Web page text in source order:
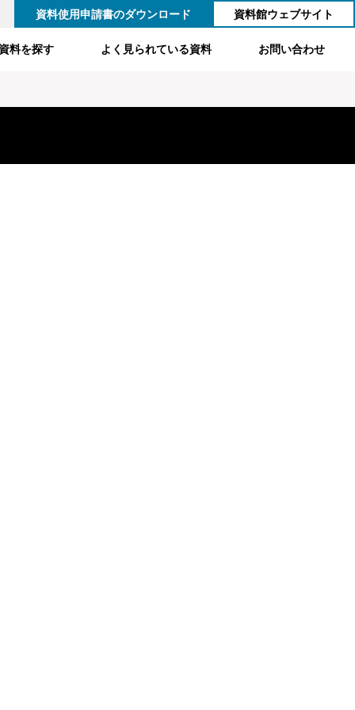
資料使用申請書のダウンロード 資料館ウェブサイト
料を探す よく見られている資料 お問い合わせ